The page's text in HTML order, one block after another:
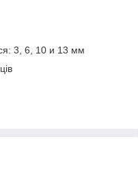
3, 6, 10 и 13 мм